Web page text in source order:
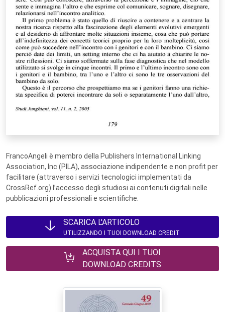
FrancoAngeli è membro della Publishers International Linking
Association, Inc (PILA), associazione indipendente e non profit per
facilitare (attraverso i servizi tecnologici implementati da
CrossRef.org) l’accesso degli studiosi ai contenuti digitali nelle
pubblicazioni professionali e scientifiche.
SCARICA L'ARTICOLO
UTILIZZANDO I TUOI DOWNLOAD CREDIT
ACQUISTA QUI I TUOI
DOWNLOAD CREDITS